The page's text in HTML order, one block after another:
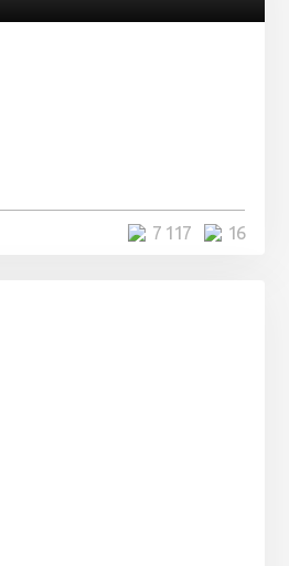
16
7 117